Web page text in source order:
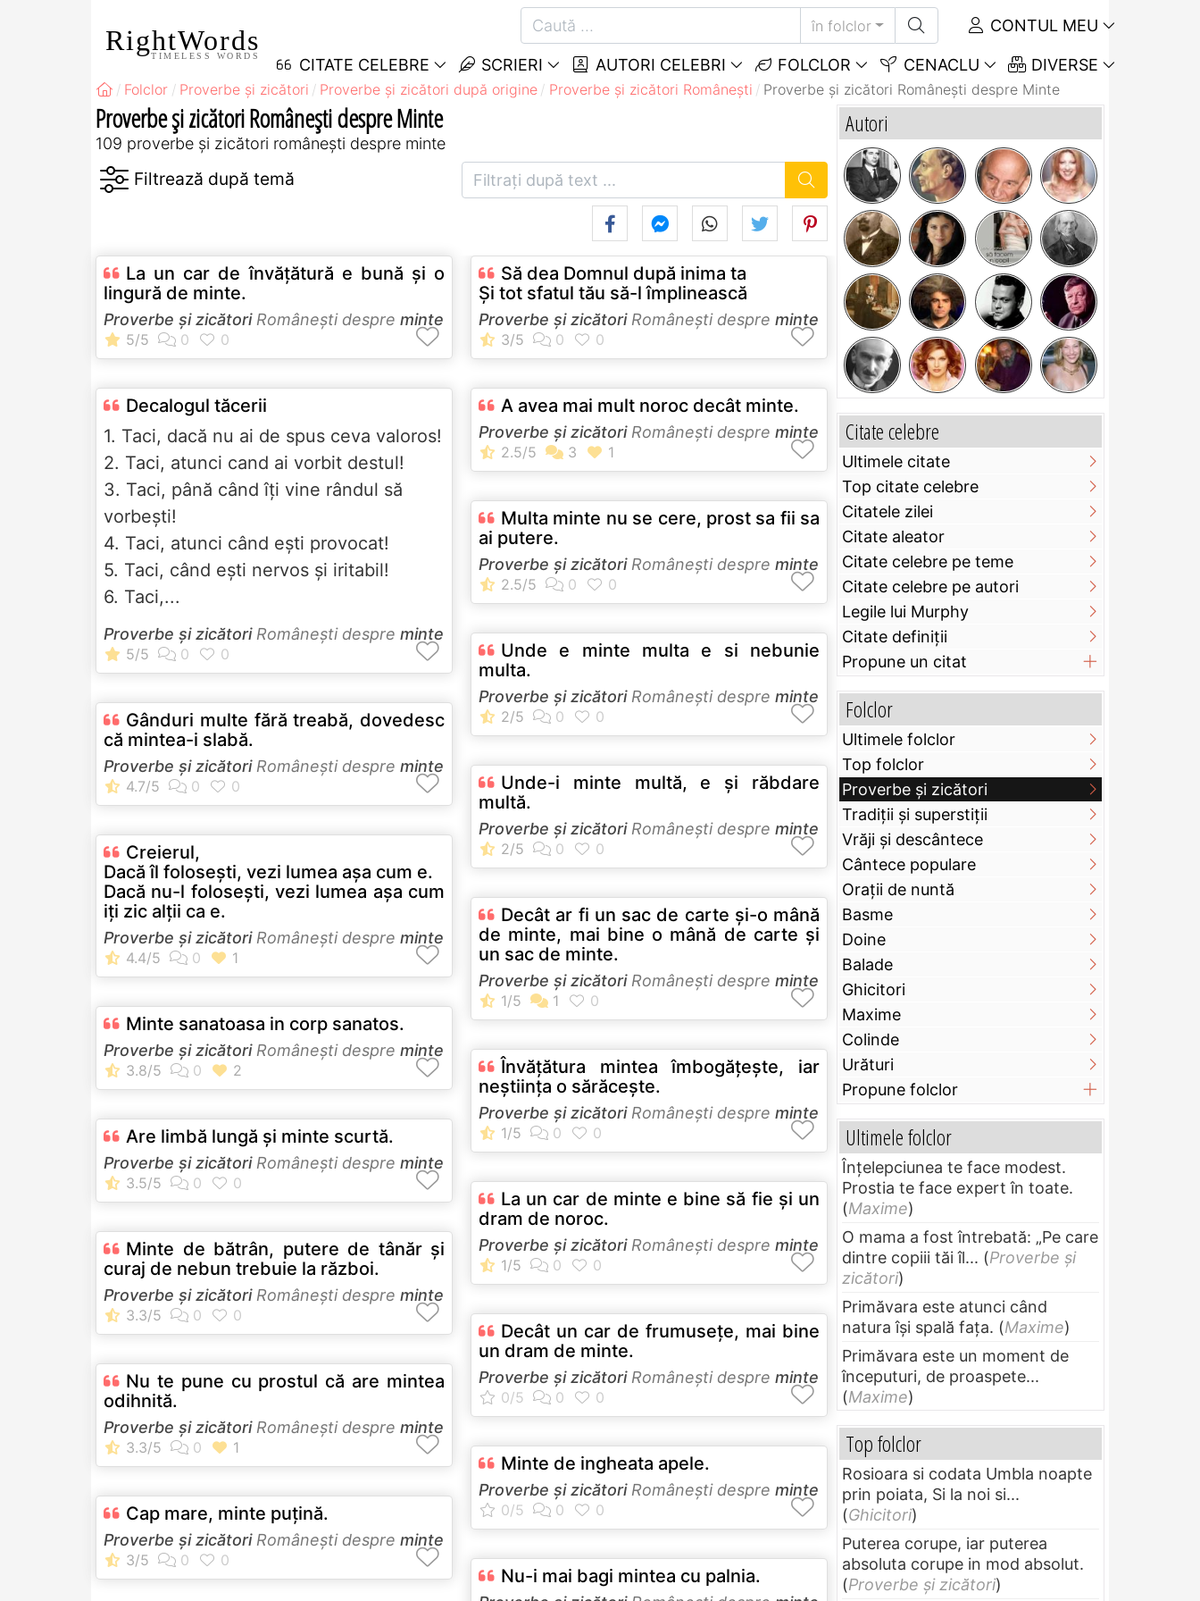
RightWords
TIMELESS WORDS
în folclor CONTUL MEU
CITATE CELEBRE SCRIERI AUTORI CELEBRI FOLCLOR CENACLU DIVERSE
Folclor Proverbe și zicători Proverbe și zicători după origine Proverbe și zicători Româneşti Proverbe și zicători Româneşti despre Minte
Proverbe și zicători Româneşti despre Minte
109 proverbe și zicători româneşti despre minte
La un car de învăţătură e bună şi o
lingură de minte.
Proverbe și zicătoriRomâneşti despre minte
Decalogul tăcerii
1. Taci, dacă nu ai de spus ceva valoros!
2. Taci, atunci cand ai vorbit destul!
3. Taci, până când îți vine rândul să
vorbești!
4. Taci, atunci când ești provocat!
5. Taci, când ești nervos și iritabil!
6. Taci,...
Proverbe și zicătoriRomâneşti despre minte
Gânduri multe fără treabă, dovedesc
că mintea-i slabă.
Proverbe și zicătoriRomâneşti despre minte
Creierul,
Dacă îl folosești, vezi lumea așa cum e.
Dacă nu-l folosești, vezi lumea așa cum
iți zic alții ca e.
Proverbe și zicătoriRomâneşti despre minte
Minte sanatoasa in corp sanatos.
Proverbe și zicătoriRomâneşti despre minte
Are limbă lungă şi minte scurtă.
Proverbe și zicătoriRomâneşti despre minte
Minte de bătrân, putere de tânăr și
curaj de nebun trebuie la război.
Proverbe și zicătoriRomâneşti despre minte
Nu te pune cu prostul că are mintea
odihnită.
Proverbe și zicătoriRomâneşti despre minte
Cap mare, minte puţină.
Proverbe și zicătoriRomâneşti despre minte
Să dea Domnul după inima ta
Și tot sfatul tău să-l împlinească
Proverbe și zicătoriRomâneşti despre minte
A avea mai mult noroc decât minte.
Proverbe și zicătoriRomâneşti despre minte
Multa minte nu se cere, prost sa fii sa
ai putere.
Proverbe și zicătoriRomâneşti despre minte
Unde e minte multa e si nebunie
multa.
Proverbe și zicătoriRomâneşti despre minte
Unde-i minte multă, e şi răbdare
multă.
Proverbe și zicătoriRomâneşti despre minte
Decât ar fi un sac de carte şi-o mână
de minte, mai bine o mână de carte şi
un sac de minte.
Proverbe și zicătoriRomâneşti despre minte
Învăţătura mintea îmbogăţeşte, iar
neştiinţa o sărăceşte.
Proverbe și zicătoriRomâneşti despre minte
La un car de minte e bine să fie şi un
dram de noroc.
Proverbe și zicătoriRomâneşti despre minte
Decât un car de frumuseţe, mai bine
un dram de minte.
Proverbe și zicătoriRomâneşti despre minte
Minte de ingheata apele.
Proverbe și zicătoriRomâneşti despre minte
Nu-i mai bagi mintea cu palnia.
Autori
Citate celebre
Ultimele citate
Top citate celebre
Citatele zilei
Citate aleator
Citate celebre pe teme
Citate celebre pe autori
Legile lui Murphy
Citate definiţii
Propune un citat
Folclor
Ultimele folclor
Top folclor
Proverbe și zicători
Tradiții și superstiții
Vrăji și descântece
Cântece populare
Orații de nuntă
Basme
Doine
Balade
Ghicitori
Maxime
Colinde
Urături
Propune folclor
Ultimele folclor
Înțelepciunea te face modest.
Prostia te face expert în toate.
(Maxime)
O mama a fost întrebată: „Pe care
dintre copiii tăi îl... (Proverbe și
zicători)
Primăvara este atunci când
natura își spală fața. (Maxime)
Primăvara este un moment de
începuturi, de proaspete...
(Maxime)
Top folclor
Rosioara si codata Umbla noapte
prin poiata, Si la noi si...
(Ghicitori)
Puterea corupe, iar puterea
absoluta corupe in mod absolut.
(Proverbe și zicători)